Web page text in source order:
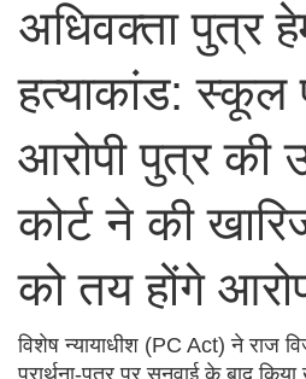
अधिवक्ता पुत्र
हत्याकांड:
आरोपी पुत्र की
कोर्ट ने की
को तय होंगे
विशेष न्यायाधीश (PC Act) ने राज